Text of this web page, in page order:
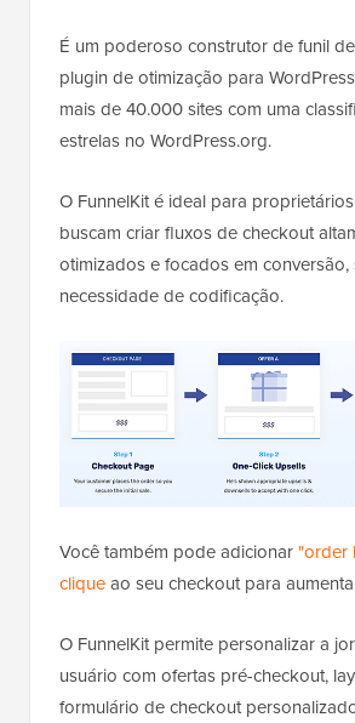
É um poderoso construtor de funil
plugin de otimização para
mais de 40.000 sites com uma
estrelas no WordPress.org.
O FunnelKit é ideal para
buscam criar fluxos de checkout
otimizados e focados em conversão,
necessidade de codificação.
Você também pode adicionar"order
cliqueao seu checkout para
O FunnelKit permite personalizar a
usuário com ofertas pré-checkout,
formulário de checkout